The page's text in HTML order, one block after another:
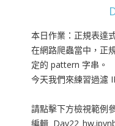
本日作業：正規表達
在網路爬蟲當中，正
定的 pattern 字串。
今天我們來練習過濾
請點擊下方檢視範例
編輯